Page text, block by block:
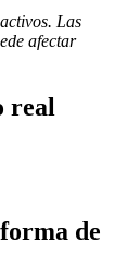
Las
afectar
real
de